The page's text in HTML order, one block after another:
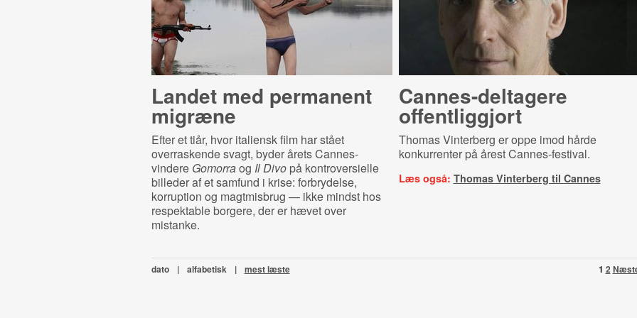
Landet med permanent
migræne
Efter et tiår, hvor italiensk film har stået
overraskende svagt, byder årets Cannes-
vindereGomorraog Il Divopå kontroversielle
billeder af et samfund i krise: forbrydelse,
korruption og magtmisbrug — ikke mindst hos
respektable borgere, der er hævet over
mistanke.
Can­nes-​del­ta­ge­re
offentliggjort
Thomas Vinterberg er oppe imod hårde
konkurrenter på årest Cannes-festival.
Læs også: Thomas Vinterberg til Cannes
1 2
dato | alfabetisk | mest læste